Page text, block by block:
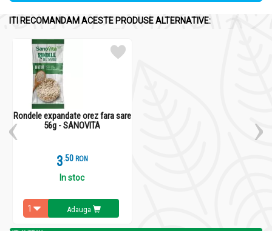
ITI RECOMANDAM ACESTE PRODUSE ALTERNATIVE:
Rondele expandate orez fara sare
56g - SANOVITA
3.5 RON
In stoc
Adauga